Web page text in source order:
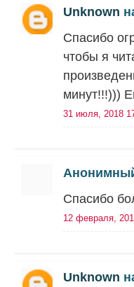
Unknown
Спасибо
чтобы я
минут!!!)))
31 июля, 2018
Спасибо
12 февраля,
Unknown